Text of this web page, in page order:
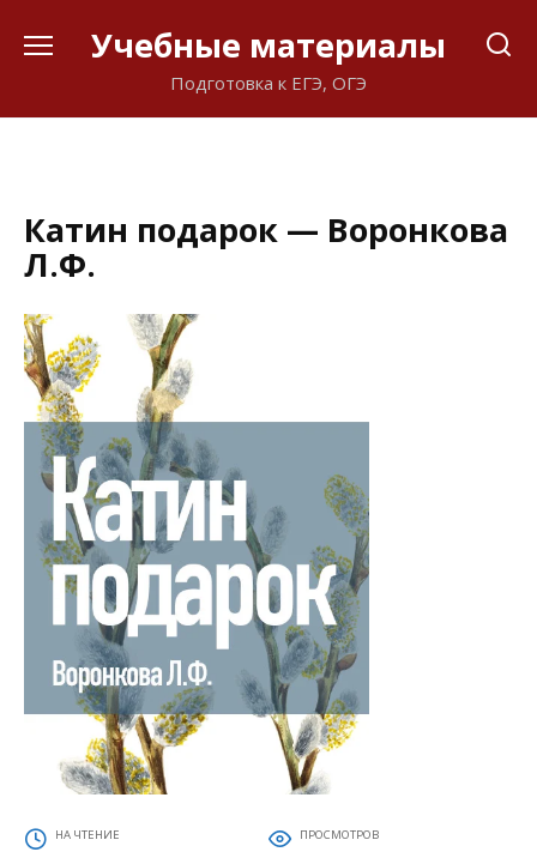
Учебные материалы
Подготовка к ЕГЭ, ОГЭ
Катин подарок — Воронкова
Л.Ф.
НА ЧТЕНИЕ ПРОСМОТРОВ